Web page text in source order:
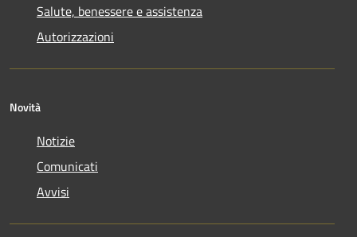
Salute, benessere e assistenza
Autorizzazioni
Novità
Notizie
Comunicati
Avvisi